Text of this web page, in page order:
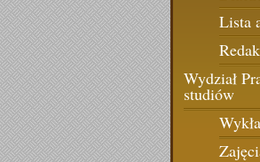
Lista
Wydział
studiów